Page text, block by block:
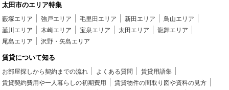
太田市のエリア特集
藪塚エリア 強戸エリア 毛里田エリア 新田エリア
鳥山エリア
韮川エリア
木崎エリア 宝泉エリア 太田エリア
龍舞エリア
尾島エリア
沢野・矢島エリア
賃貸について知る
お部屋探しから契約までの流れ よくある質問
賃貸用語集
賃貸契約費用や一人暮らしの初期費用
賃貸物件の間取り図や資料の見方